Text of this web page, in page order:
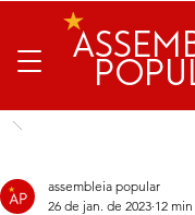
assembleia popular
26 de jan. de 2023 12